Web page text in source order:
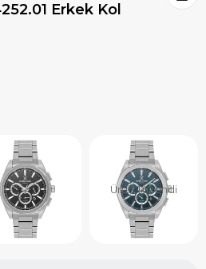
Erkek Kol
Ürün Tükendi